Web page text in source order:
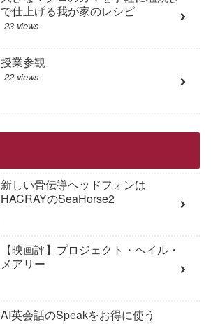
で仕上げる我が家のレシピ
23 views
授業参観
22 views
新しい骨伝導ヘッドフォンは
HACRAYのSeaHorse2
【映画評】プロジェクト・ヘイル・
メアリー
AI英会話のSpeakをお得に使う